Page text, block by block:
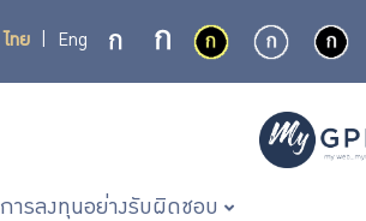
ไทย Eng
การลงทุนอย่างรับผิดชอบ